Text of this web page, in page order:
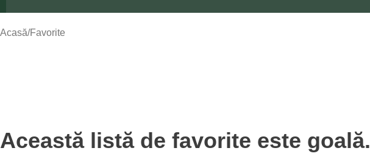
Acasă Favorite
Această listă de favorite este goală.